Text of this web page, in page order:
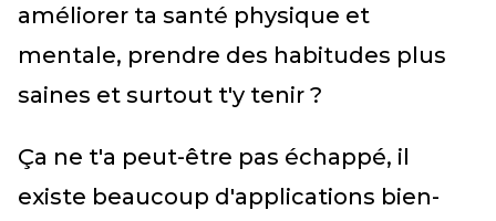
améliorer ta santé physique et
mentale, prendre des habitudes plus
saines et surtout t'y tenir ?
Ça ne t'a peut-être pas échappé, il
existe beaucoup d'applications bien-